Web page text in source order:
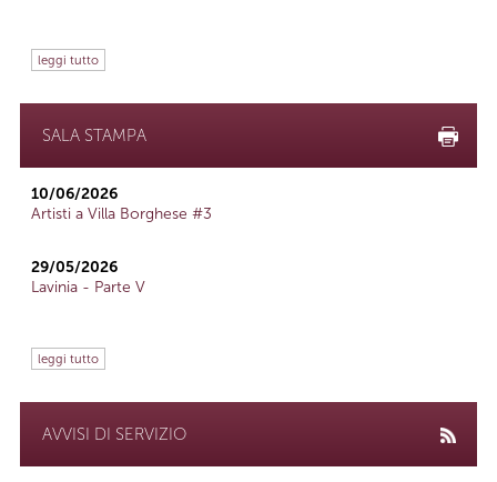
leggi tutto
SALA STAMPA
10/06/2026
Artisti a Villa Borghese #3
29/05/2026
Lavinia - Parte V
leggi tutto
AVVISI DI SERVIZIO